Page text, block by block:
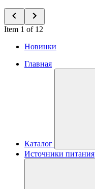
Item 1 of 12
Новинки
Главная
Каталог
Источники питания